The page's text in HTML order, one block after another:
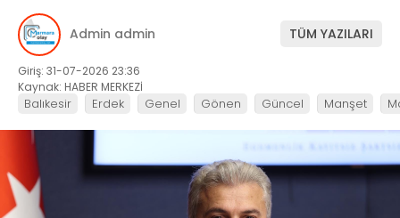
Admin admin TÜM YAZILARI
Giriş: 31-07-2026 23:36
Kaynak: HABER MERKEZİ
Balıkesir Erdek Genel Gönen Güncel Manşet